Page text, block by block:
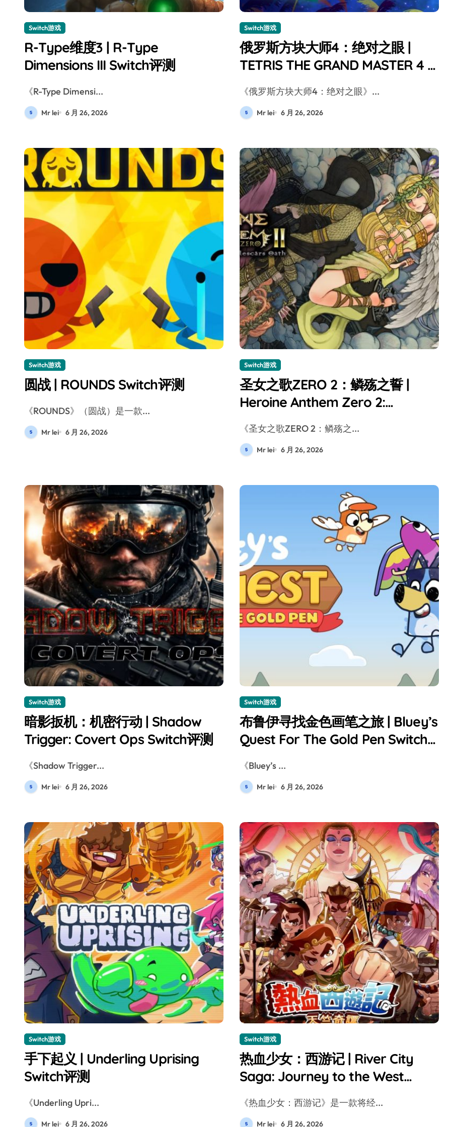
Switch游戏
R-Type维度3 | R-Type
Dimensions III Switch评测
《R-Type Dimensi...
Mr lei 6 月 26, 2026
Switch游戏
俄罗斯方块大师4：绝对之眼 |
TETRIS THE GRAND MASTER 4 -
ABSOLUTE EYE- Switch评测
《俄罗斯方块大师4：绝对之眼》...
Mr lei 6 月 26, 2026
Switch游戏
圆战 | ROUNDS Switch评测
《ROUNDS》（圆战）是一款...
Mr lei 6 月 26, 2026
Switch游戏
圣女之歌ZERO 2：鳞殇之誓 |
Heroine Anthem Zero 2:
Scalescars Oath Switch评测
《圣女之歌ZERO 2：鳞殇之...
Mr lei 6 月 26, 2026
Switch游戏
暗影扳机：机密行动 | Shadow
Trigger: Covert Ops Switch评测
《Shadow Trigger...
Mr lei 6 月 26, 2026
Switch游戏
布鲁伊寻找金色画笔之旅 | Bluey’s
Quest For The Gold Pen Switch
评测
《Bluey’s ...
Mr lei 6 月 26, 2026
Switch游戏
手下起义 | Underling Uprising
Switch评测
《Underling Upri...
Mr lei 6 月 26, 2026
Switch游戏
热血少女：西游记 | River City
Saga: Journey to the West
Switch评测
《热血少女：西游记》是一款将经...
Mr lei 6 月 26, 2026